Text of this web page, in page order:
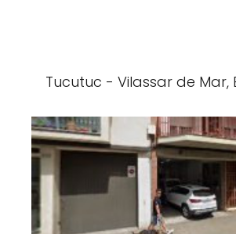
Tucutuc - Vilassar de Mar,